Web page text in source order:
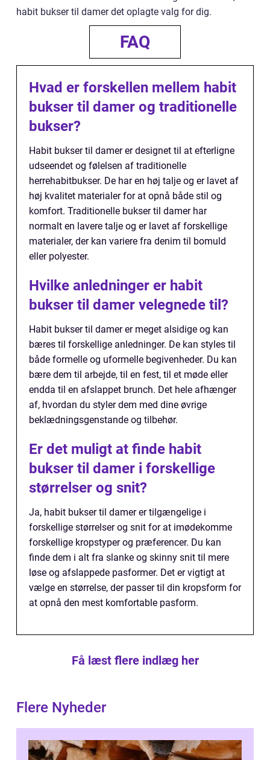
habit bukser til damer det oplagte valg for dig.
FAQ
Hvad er forskellen mellem habit
bukser til damer og traditionelle
bukser?
Habit bukser til damer er designet til at efterligne
udseendet og følelsen af traditionelle
herrehabitbukser. De har en høj talje og er lavet af
høj kvalitet materialer for at opnå både stil og
komfort. Traditionelle bukser til damer har
normalt en lavere talje og er lavet af forskellige
materialer, der kan variere fra denim til bomuld
eller polyester.
Hvilke anledninger er habit
bukser til damer velegnede til?
Habit bukser til damer er meget alsidige og kan
bæres til forskellige anledninger. De kan styles til
både formelle og uformelle begivenheder. Du kan
bære dem til arbejde, til en fest, til et møde eller
endda til en afslappet brunch. Det hele afhænger
af, hvordan du styler dem med dine øvrige
beklædningsgenstande og tilbehør.
Er det muligt at finde habit
bukser til damer i forskellige
størrelser og snit?
Ja, habit bukser til damer er tilgængelige i
forskellige størrelser og snit for at imødekomme
forskellige kropstyper og præferencer. Du kan
finde dem i alt fra slanke og skinny snit til mere
løse og afslappede pasformer. Det er vigtigt at
vælge en størrelse, der passer til din kropsform for
at opnå den mest komfortable pasform.
Få læst flere indlæg her
Flere Nyheder